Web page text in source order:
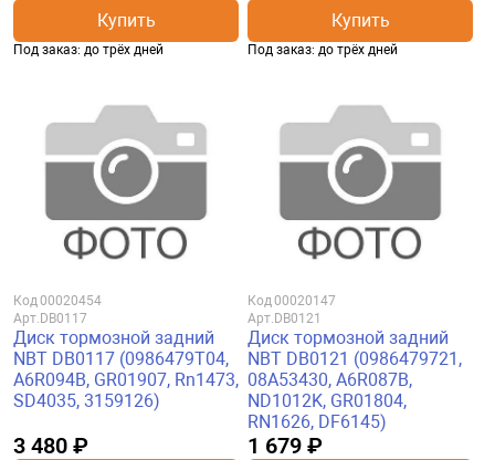
Купить
Под заказ: до трёх дней
Купить
Под заказ: до трёх дней
Код00020454
Арт. DB0117
Диск тормозной задний
NBT DB0117 (0986479T04,
A6R094B, GR01907, Rn1473,
SD4035, 3159126)
3 480 ₽
Код00020147
Арт. DB0121
Диск тормозной задний
NBT DB0121 (0986479721,
08A53430, A6R087B,
ND1012K, GR01804,
RN1626, DF6145)
1 679 ₽